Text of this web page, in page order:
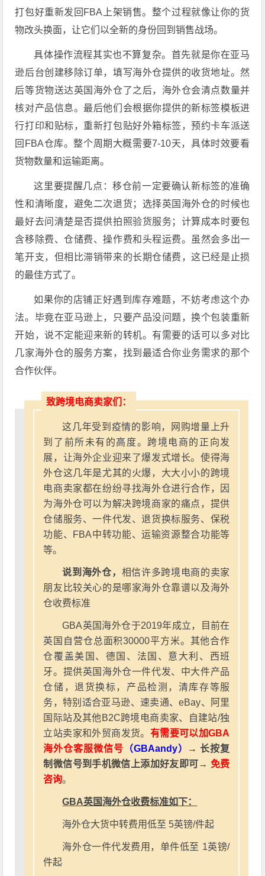
打包好重新发回FBA上架销售。整个过程就像让你的货
物改头换面，让它们以全新的身份回到销售战场。
具体操作流程其实也不算复杂。首先就是你在亚马
逊后台创建移除订单，填写海外仓提供的收货地址。然
后等货物送达英国海外仓了之后，海外仓会清点数量并
核对产品信息。最后他们会根据你提供的新标签模板进
行打印和贴标，重新打包贴好外箱标签，预约卡车派送
回FBA仓库。整个周期大概需要7-10天，具体时效要看
货物数量和运输距离。
这里要提醒几点：移仓前一定要确认新标签的准确
性和清晰度，避免二次退货；选择英国海外仓的时候也
最好去问清楚是否提供拍照验货服务；计算成本时要包
含移除费、仓储费、操作费和头程运费。虽然会多出一
笔开支，但相比滞销带来的长期仓储费，这已经是止损
的最佳方式了。
如果你的店铺正好遇到库存难题，不妨考虑这个办
法。毕竟在亚马逊上，只要产品没问题，换个包装重新
开始，说不定能迎来新的转机。有需要的话可以多对比
几家海外仓的服务方案，找到最适合你业务需求的那个
合作伙伴。
致跨境电商卖家们：
这几年受到疫情的影响，网购增量上升
到了前所未有的高度。跨境电商的正向发
展，让海外企业迎来了爆发式增长。使得海
外仓这几年是尤其的火爆，大大小小的跨境
电商卖家都在纷纷寻找海外仓进行合作，因
为海外仓可以为解决跨境商家的痛点，提供
仓储服务、一件代发、退货换标服务、保税
功能、FBA中转功能、运输资源整合功能等
等。
说到海外仓， 相信许多跨境电商的卖家
朋友比较关心的是哪家海外仓靠谱以及海外
仓收费标准
GBA英国海外仓于2019年成立，目前在
英国自营仓总面积30000平方米。其他合作
仓覆盖美国、德国、法国、意大利、西班
牙。提供英国海外仓一件代发、中大件产品
仓储，退货换标，产品检测，清库存等服
务，特别适合亚马逊、速卖通、eBay、阿里
国际站及其他B2C跨境电商卖家、自建站/独
立站卖家和外贸商发货。 有需要可以加GBA
海外仓客服微信号 （GBAandy）
→ 长按复
制微信号到手机微信上添加好友即可→ 免费
咨询。
GBA英国海外仓收费标准如下：
海外仓大货中转费用低至 5英镑/件起
海外仓一件代发费用，单件低至 1英镑/
件起